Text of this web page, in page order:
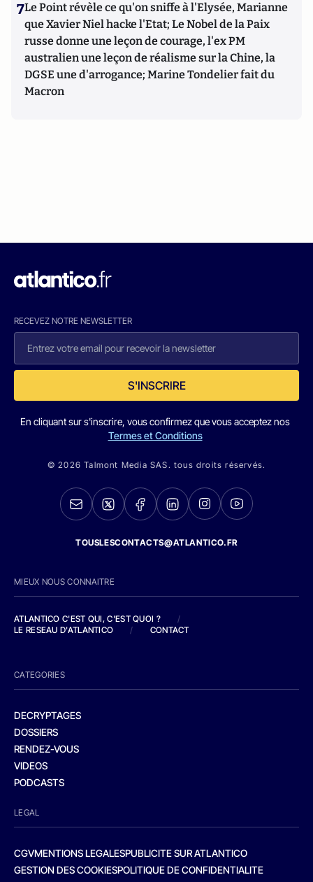
7Le Point révèle ce qu'on sniffe à l'Elysée, Marianne
que Xavier Niel hacke l'Etat; Le Nobel de la Paix
russe donne une leçon de courage, l'ex PM
australien une leçon de réalisme sur la Chine, la
DGSE une d'arrogance; Marine Tondelier fait du
Macron
RECEVEZ NOTRE NEWSLETTER
S'INSCRIRE
En cliquant sur s'inscrire, vous confirmez que vous acceptez nos
Termes et Conditions
© 2026 Talmont Media SAS. tous droits réservés.
TOUSLESCONTACTS@ATLANTICO.FR
MIEUX NOUS CONNAITRE
ATLANTICO C'EST QUI, C'EST QUOI ?
/
LE RESEAU D'ATLANTICO
/ CONTACT
CATEGORIES
DECRYPTAGES
DOSSIERS
RENDEZ-VOUS
VIDEOS
PODCASTS
LEGAL
CGVMENTIONS LEGALESPUBLICITE SUR ATLANTICO
GESTION DES COOKIESPOLITIQUE DE CONFIDENTIALITE